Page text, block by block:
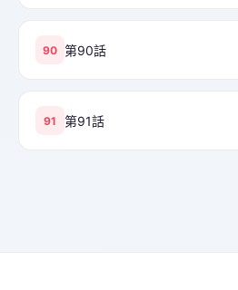
90 第90話
91 第91話